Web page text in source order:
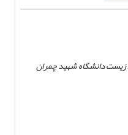
دانشگاه شهید چمران